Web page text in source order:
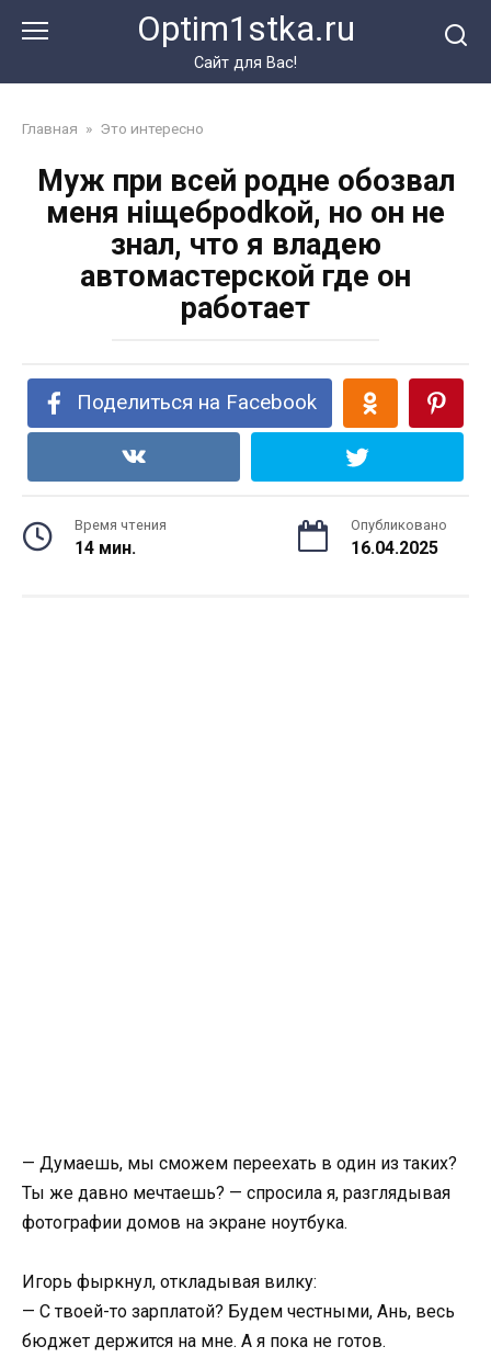
Optim1stka.ru
Сайт для Вас!
Главная » Это интересно
Муж при всей родне обозвал
меня нiщeбрodkoй, но он не
знал, что я владею
автомастерской где он
работает
Поделиться на Facebook
Время чтения
14 мин.
Опубликовано
16.04.2025
— Думаешь, мы сможем переехать в один из таких?
Ты же давно мечтаешь? — спросила я, разглядывая
фотографии домов на экране ноутбука.
Игорь фыркнул, откладывая вилку:
— С твоей-то зарплатой? Будем честными, Ань, весь
бюджет держится на мне. А я пока не готов.